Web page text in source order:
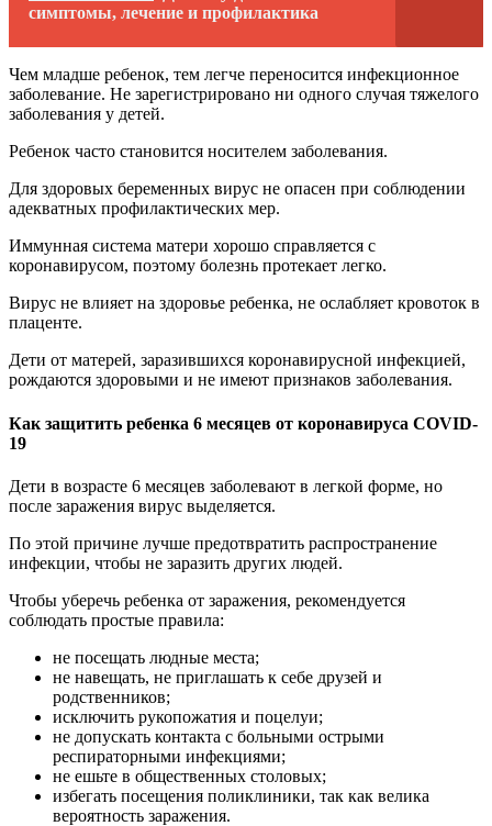
симптомы, лечение и профилактика
Чем младше ребенок, тем легче переносится инфекционное
заболевание. Не зарегистрировано ни одного случая тяжелого
заболевания у детей.
Ребенок часто становится носителем заболевания.
Для здоровых беременных вирус не опасен при соблюдении
адекватных профилактических мер.
Иммунная система матери хорошо справляется с
коронавирусом, поэтому болезнь протекает легко.
Вирус не влияет на здоровье ребенка, не ослабляет кровоток в
плаценте.
Дети от матерей, заразившихся коронавирусной инфекцией,
рождаются здоровыми и не имеют признаков заболевания.
Как защитить ребенка 6 месяцев от коронавируса COVID-
19
Дети в возрасте 6 месяцев заболевают в легкой форме, но
после заражения вирус выделяется.
По этой причине лучше предотвратить распространение
инфекции, чтобы не заразить других людей.
Чтобы уберечь ребенка от заражения, рекомендуется
соблюдать простые правила:
не посещать людные места;
не навещать, не приглашать к себе друзей и
родственников;
исключить рукопожатия и поцелуи;
не допускать контакта с больными острыми
респираторными инфекциями;
не ешьте в общественных столовых;
избегать посещения поликлиники, так как велика
вероятность заражения.